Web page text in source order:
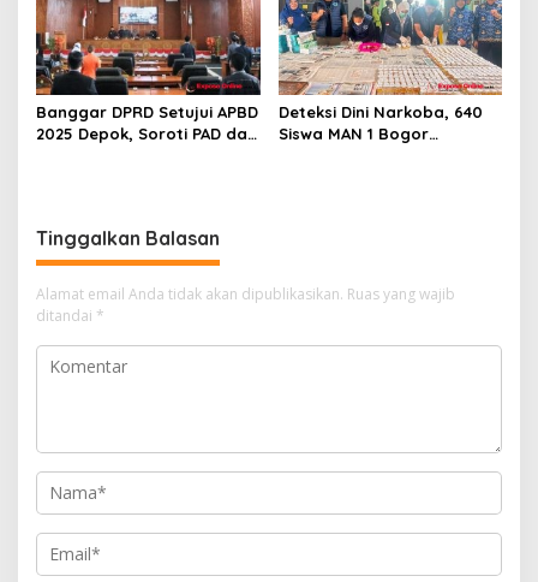
Banggar DPRD Setujui APBD
2025 Depok, Soroti PAD dan
Deteksi Dini Narkoba, 640
Siswa MAN 1 Bogor
Tinggalkan Balasan
Alamat email Anda tidak akan dipublikasikan. Ruas yang wajib
ditandai *